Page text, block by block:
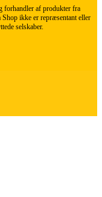
forhandler af produkter fra
ikke er repræsentant eller
selskaber.